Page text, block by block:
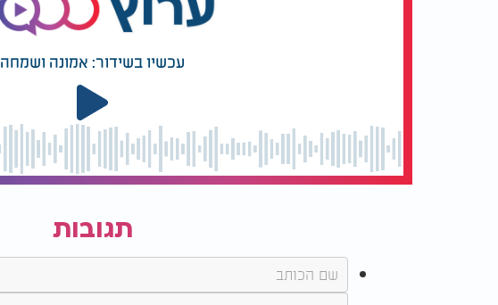
עכשיו בשידור: אמונה ושמחה
תגובות